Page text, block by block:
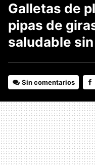
Galletas de
pipas de
saludable
Sin comentarios